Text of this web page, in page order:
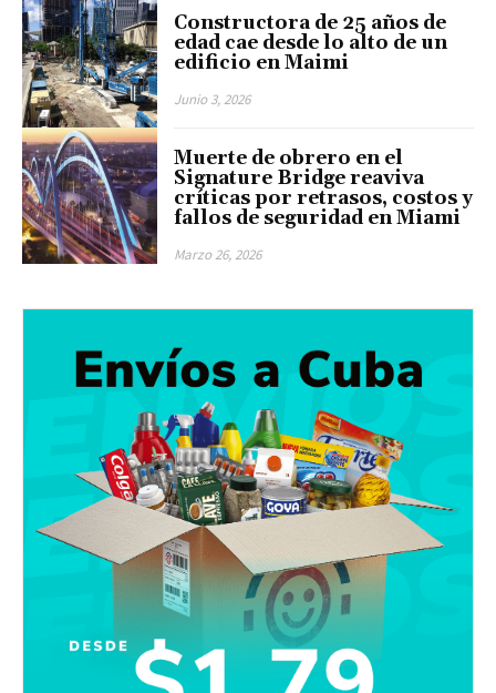
Constructora de 25 años de
edad cae desde lo alto de un
edificio en Maimi
Junio 3, 2026
Muerte de obrero en el
Signature Bridge reaviva
críticas por retrasos, costos y
fallos de seguridad en Miami
Marzo 26, 2026